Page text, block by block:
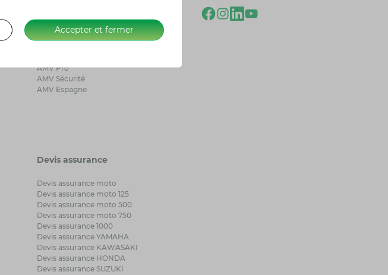
Besoin d’aide ?
AMV Pro
AMV Sécurité
AMV Espagne
Devis assurance
Devis assurance moto
Devis assurance moto 125
Devis assurance moto 500
Devis assurance moto 750
Devis assurance 1000
Devis assurance YAMAHA
Devis assurance KAWASAKI
Devis assurance HONDA
Devis assurance SUZUKI
Accepter et fermer